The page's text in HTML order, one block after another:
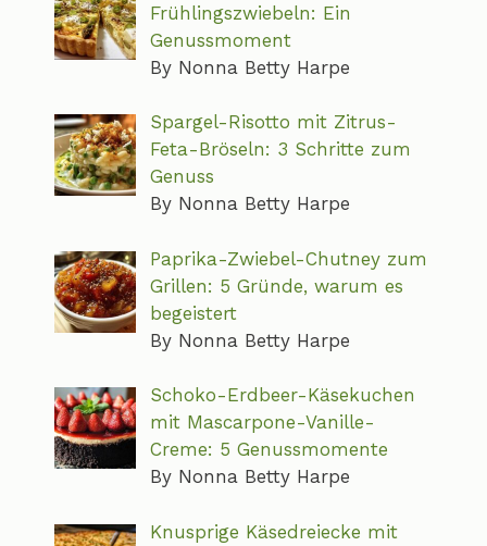
Frühlingszwiebeln: Ein
Genussmoment
By Nonna Betty Harpe
Spargel-Risotto mit Zitrus-
Feta-Bröseln: 3 Schritte zum
Genuss
By Nonna Betty Harpe
Paprika-Zwiebel-Chutney zum
Grillen: 5 Gründe, warum es
begeistert
By Nonna Betty Harpe
Schoko-Erdbeer-Käsekuchen
mit Mascarpone-Vanille-
Creme: 5 Genussmomente
By Nonna Betty Harpe
Knusprige Käsedreiecke mit